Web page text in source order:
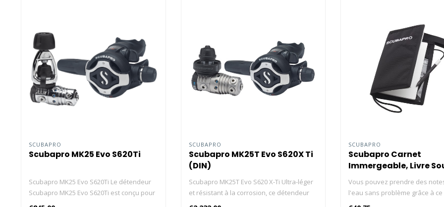
SCUBAPRO
Scubapro MK25 Evo S620Ti
Scubapro MK25 Evo S620Ti Le détendeur
Scubapro MK25 Evo S620Ti est conçu pour
fournir un débit d'air stable dans des
SCUBAPRO
Scubapro MK25T Evo S620X Ti
(DIN)
Scubapro MK25T Evo S620 X-Ti Ultra-léger
et résistant à la corrosion, ce détendeur
offre le meilleur de la technologie
SCUBAPRO
Scubapro Carnet
Immergeable, Livre
Marin
Vous pouvez prendre des
l'eau sans problème grâce à
ensemble de notes pour les